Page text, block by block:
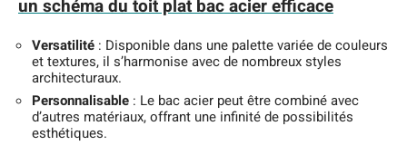
un schéma du toit plat bac acier efficace
Versatilité : Disponible dans une palette variée de couleurs
et textures, il s’harmonise avec de nombreux styles
architecturaux.
Personnalisable : Le bac acier peut être combiné avec
d’autres matériaux, offrant une infinité de possibilités
esthétiques.